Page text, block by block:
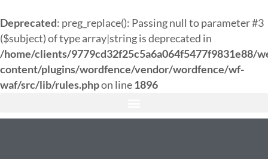
Deprecated: preg_replace(): Passing null to parameter #3
($subject) of type array|string is deprecated in
/home/clients/9779cd32f25c5a6a064f5477f9831e88/
content/plugins/wordfence/vendor/wordfence/wf-
waf/src/lib/rules.phpon line1896